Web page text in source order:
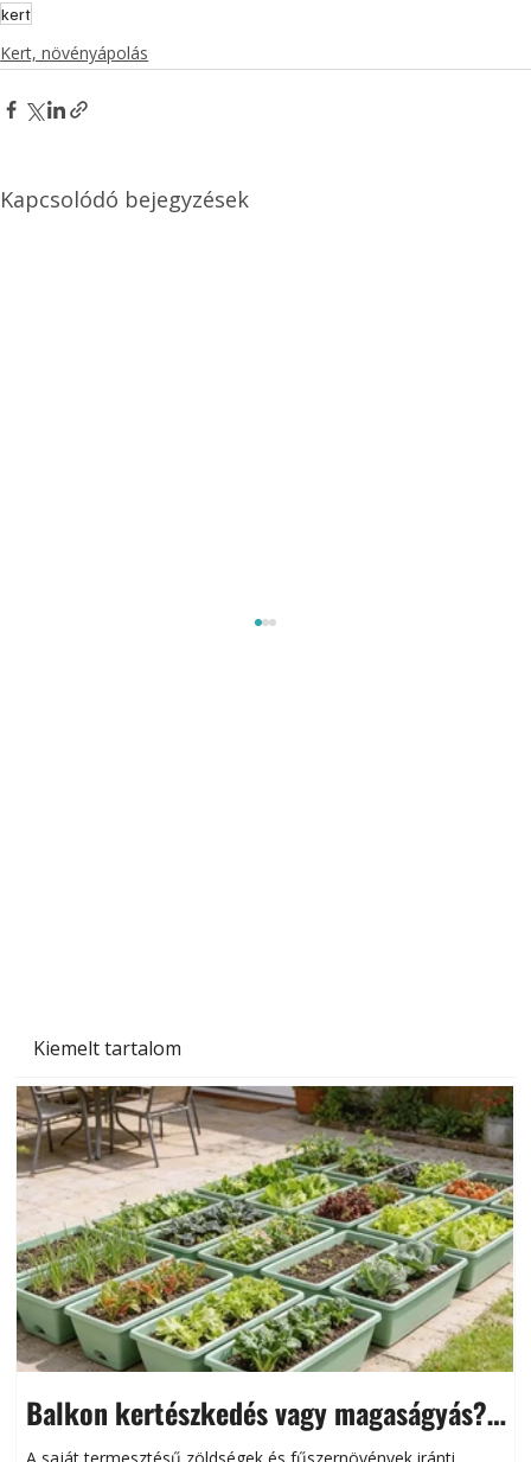
Kiemelt tartalom
Balkon kertészkedés vagy magaságyás?
kert
Kert, növényápolás
Kapcsolódó bejegyzések